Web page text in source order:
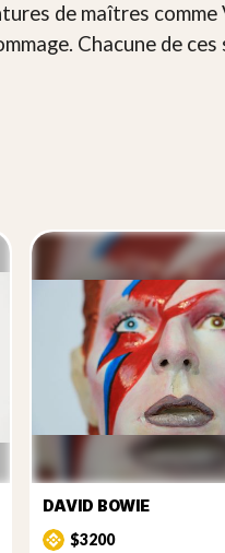
de maîtres comme
Chacune de
DAVID BOWIE
$3200